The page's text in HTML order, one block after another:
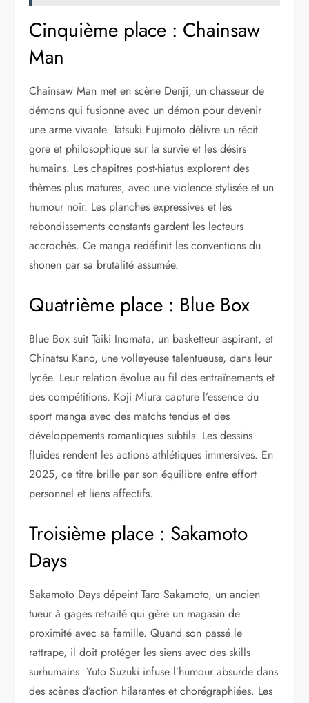
Cinquième place : Chainsaw
Man
Chainsaw Man met en scène Denji, un chasseur de
démons qui fusionne avec un démon pour devenir
une arme vivante. Tatsuki Fujimoto délivre un récit
gore et philosophique sur la survie et les désirs
humains. Les chapitres post-hiatus explorent des
thèmes plus matures, avec une violence stylisée et un
humour noir. Les planches expressives et les
rebondissements constants gardent les lecteurs
accrochés. Ce manga redéfinit les conventions du
shonen par sa brutalité assumée.
Quatrième place : Blue Box
Blue Box suit Taiki Inomata, un basketteur aspirant, et
Chinatsu Kano, une volleyeuse talentueuse, dans leur
lycée. Leur relation évolue au fil des entraînements et
des compétitions. Koji Miura capture l’essence du
sport manga avec des matchs tendus et des
développements romantiques subtils. Les dessins
fluides rendent les actions athlétiques immersives. En
2025, ce titre brille par son équilibre entre effort
personnel et liens affectifs.
Troisième place : Sakamoto
Days
Sakamoto Days dépeint Taro Sakamoto, un ancien
tueur à gages retraité qui gère un magasin de
proximité avec sa famille. Quand son passé le
rattrape, il doit protéger les siens avec des skills
surhumains. Yuto Suzuki infuse l’humour absurde dans
des scènes d’action hilarantes et chorégraphiées. Les